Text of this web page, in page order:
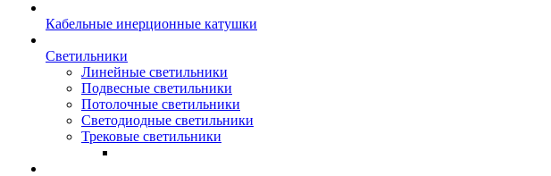
Кабельные инерционные катушки
Светильники
Линейные светильники
Подвесные светильники
Потолочные светильники
Светодиодные светильники
Трековые светильники